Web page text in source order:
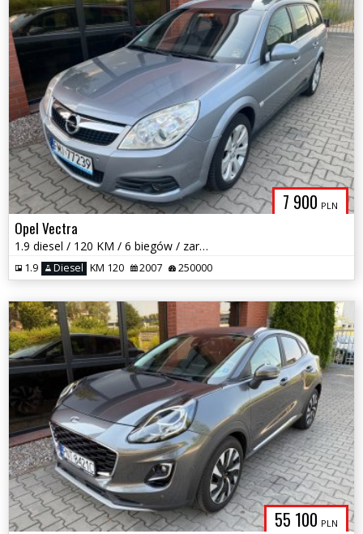
7 900 PLN
Opel Vectra
1.9 diesel / 120 KM / 6 biegów / zarej w PL / bezwypadkowy / zamiana
1.9 Diesel KM 120 2007 250000
55 100 PLN